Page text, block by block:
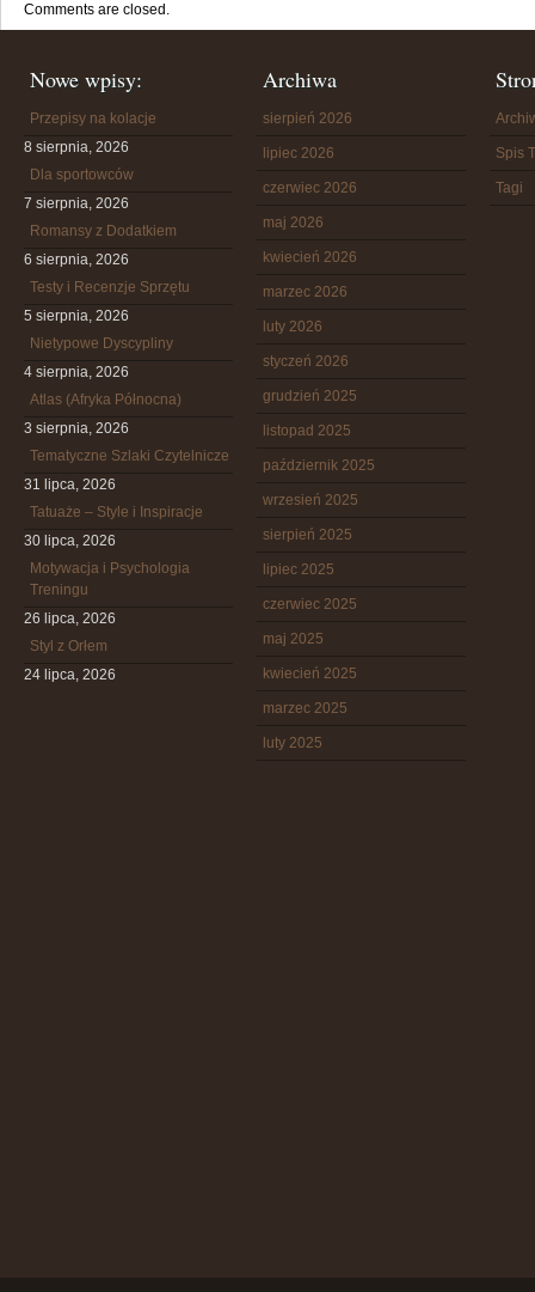
Comments are closed.
Nowe wpisy:
Przepisy na kolacje
8 sierpnia, 2026
Dla sportowców
7 sierpnia, 2026
Romansy z Dodatkiem
6 sierpnia, 2026
Testy i Recenzje Sprzętu
5 sierpnia, 2026
Nietypowe Dyscypliny
4 sierpnia, 2026
Atlas (Afryka Północna)
3 sierpnia, 2026
Tematyczne Szlaki Czytelnicze
31 lipca, 2026
Tatuaże – Style i Inspiracje
30 lipca, 2026
Motywacja i Psychologia
Treningu
26 lipca, 2026
Styl z Orłem
24 lipca, 2026
Archiwa
sierpień 2026
lipiec 2026
czerwiec 2026
maj 2026
kwiecień 2026
marzec 2026
luty 2026
styczeń 2026
grudzień 2025
listopad 2025
październik 2025
wrzesień 2025
sierpień 2025
lipiec 2025
czerwiec 2025
maj 2025
kwiecień 2025
marzec 2025
luty 2025
Spis
Tagi